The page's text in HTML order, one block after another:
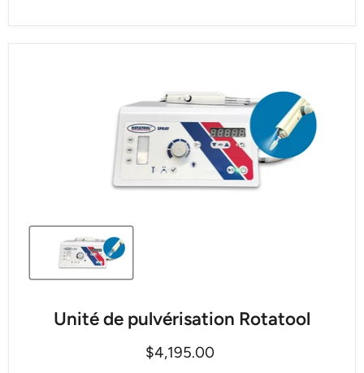
Unité de pulvérisation Rotatool
Prix actuel
$4,195.00